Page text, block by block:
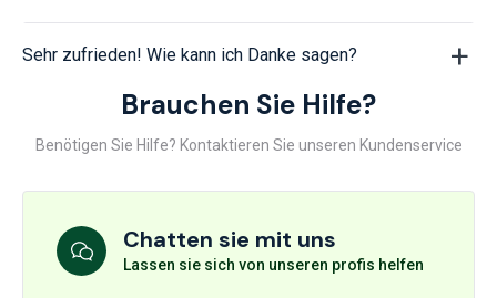
Sehr zufrieden! Wie kann ich Danke sagen?
Brauchen Sie Hilfe?
Benötigen Sie Hilfe? Kontaktieren Sie unseren Kundenservice
Chatten sie mit uns
Lassen sie sich von unseren profis helfen